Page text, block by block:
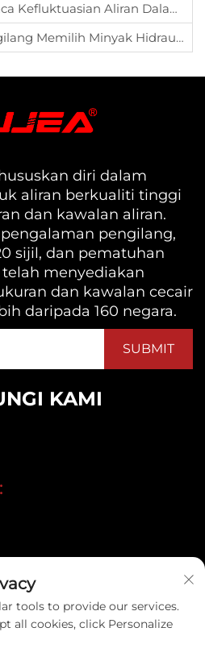
Aliran Dalam Meter Aliran Turbin
Memilih Minyak Hidraulik Dan Meter Aliran
diri dalam
aliran berkualiti tinggi
dan kawalan aliran.
pengilang,
sijil, dan pematuhan
telah menyediakan
dan kawalan cecair
daripada 160 negara.
KAMI
Jujie Automation Technology
|
tools to provide our services.
all cookies, click Personalize